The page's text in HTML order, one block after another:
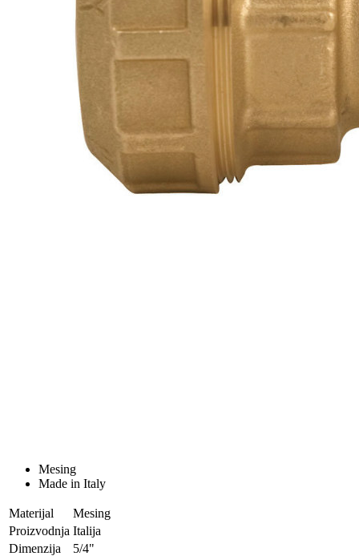
Mesing
Made in Italy
Materijal
Mesing
Proizvodnja Italija
Dimenzija
5/4"